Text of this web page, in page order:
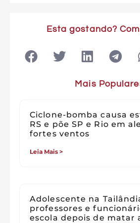
Esta gostando?
Mais
Ciclone-bomba causa
RS e põe SP e Rio em
fortes ventos
Leia Mais >
Adolescente na
professores e
escola depois de matar